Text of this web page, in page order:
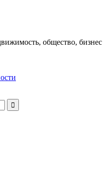
общество, бизнес